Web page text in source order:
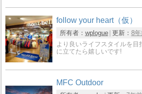
follow your heart（仮）
所有者： wplogue 更新： 8年
より良いライフスタイルを目
に立てたら嬉しいです!
MFC Outdoor